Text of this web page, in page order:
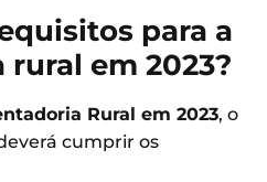
para a
em 2023?
Rural em 2023, o
cumprir os